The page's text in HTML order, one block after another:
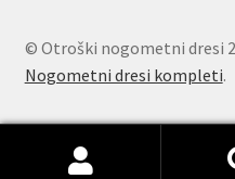
© Otroški nogometni dresi
Nogometni dresi kompleti.